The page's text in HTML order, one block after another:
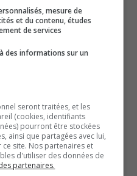
d’un rêve pour lui et
d’années à occuper
ne pas avoir d’expérience
sa connaissance du
l’équipe.
demandant, qui n’aura
pour ses joueurs,
qu’ils jouent davantage
mesure de
et du contenu, études
de services
des informations sur un
seront traitées, et les
(cookies, identifiants
pourront être stockées
ainsi que partagées avec lui,
site. Nos partenaires et
d'utiliser des données de
partenaires.